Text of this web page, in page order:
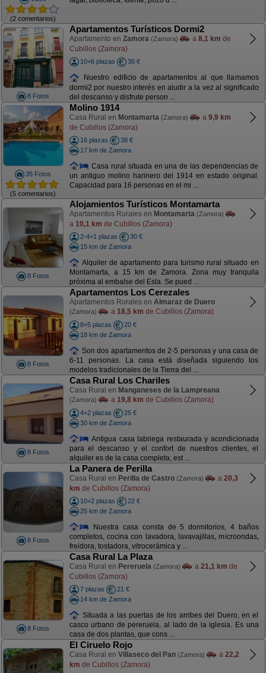
(2 comentarios)
8 Fotos
Apartamentos Turísticos Dormi2
Apartamento en Zamora (Zamora) a 8,1 km de
Cubillos (Zamora)
10+6 plazas 30 €
Nuestro edificio de apartamentos al que llamamos
dormi2 por nuestro interés en aludir a la vez al significado
del descanso y disfrute person ...
35 Fotos
(5 comentarios)
Molino 1914
Casa Rural en Montamarta (Zamora) a 9,9 km
de Cubillos (Zamora)
16 plazas
38 €
17 km de Zamora
Casa rural situada en una de las dependencias de
un antiguo molino harinero del 1914 en estado original.
Capacidad para 16 personas en el mi ...
8 Fotos
Alojamientos Turísticos Montamarta
Apartamentos Rurales en Montamarta (Zamora)
a 10,1 km de Cubillos (Zamora)
2-4+1 plazas
30 €
15 km de Zamora
Alquiler de apartamento para turismo rural situado en
Montamarta, a 15 km de Zamora. Zona muy tranquila
próxima al embalse del Esla. Se pued ...
8 Fotos
Apartamentos Los Cerezales
Apartamentos Rurales en Almaraz de Duero
(Zamora) a 18,5 km de Cubillos (Zamora)
8+5 plazas
20 €
18 km de Zamora
Son dos apartamentos de 2-5 personas y una casa de
6-11 personas. La casa está diseñada siguiendo los
modelos tradicionales de la Tierra del ...
8 Fotos
Casa Rural Los Chariles
Casa Rural en Manganeses de la Lampreana
(Zamora) a 19,8 km de Cubillos (Zamora)
4+2 plazas
25 €
30 km de Zamora
Antigua casa labriega restaurada y acondicionada
para el descanso y el confort de nuestros clientes, el
alquiler es de la casa completa, est ...
8 Fotos
La Panera de Perilla
Casa Rural en Perilla de Castro (Zamora) a 20,3
km de Cubillos (Zamora)
10+2 plazas
22 €
25 km de Zamora
Nuestra casa consta de 5 dormitorios, 4 baños
completos, cocina con lavadora, lavavajillas, microondas,
freidora, tostadora, vitrocerámica y ...
8 Fotos
Casa Rural La Plaza
Casa Rural en Pereruela (Zamora) a 21,1 km de
Cubillos (Zamora)
7 plazas
21 €
14 km de Zamora
Situada a las puertas de los arribes del Duero, en el
casco urbano de pereruela, al lado de la iglesia. Es una
casa de dos plantas, que cons ...
El Ciruelo Rojo
Casa Rural en Villaseco del Pan (Zamora) a 22,2
km de Cubillos (Zamora)